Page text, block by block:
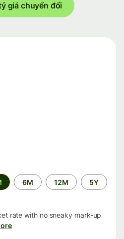
giá chuyển đổi
6M 12M 5Y
rate with no sneaky mark-up